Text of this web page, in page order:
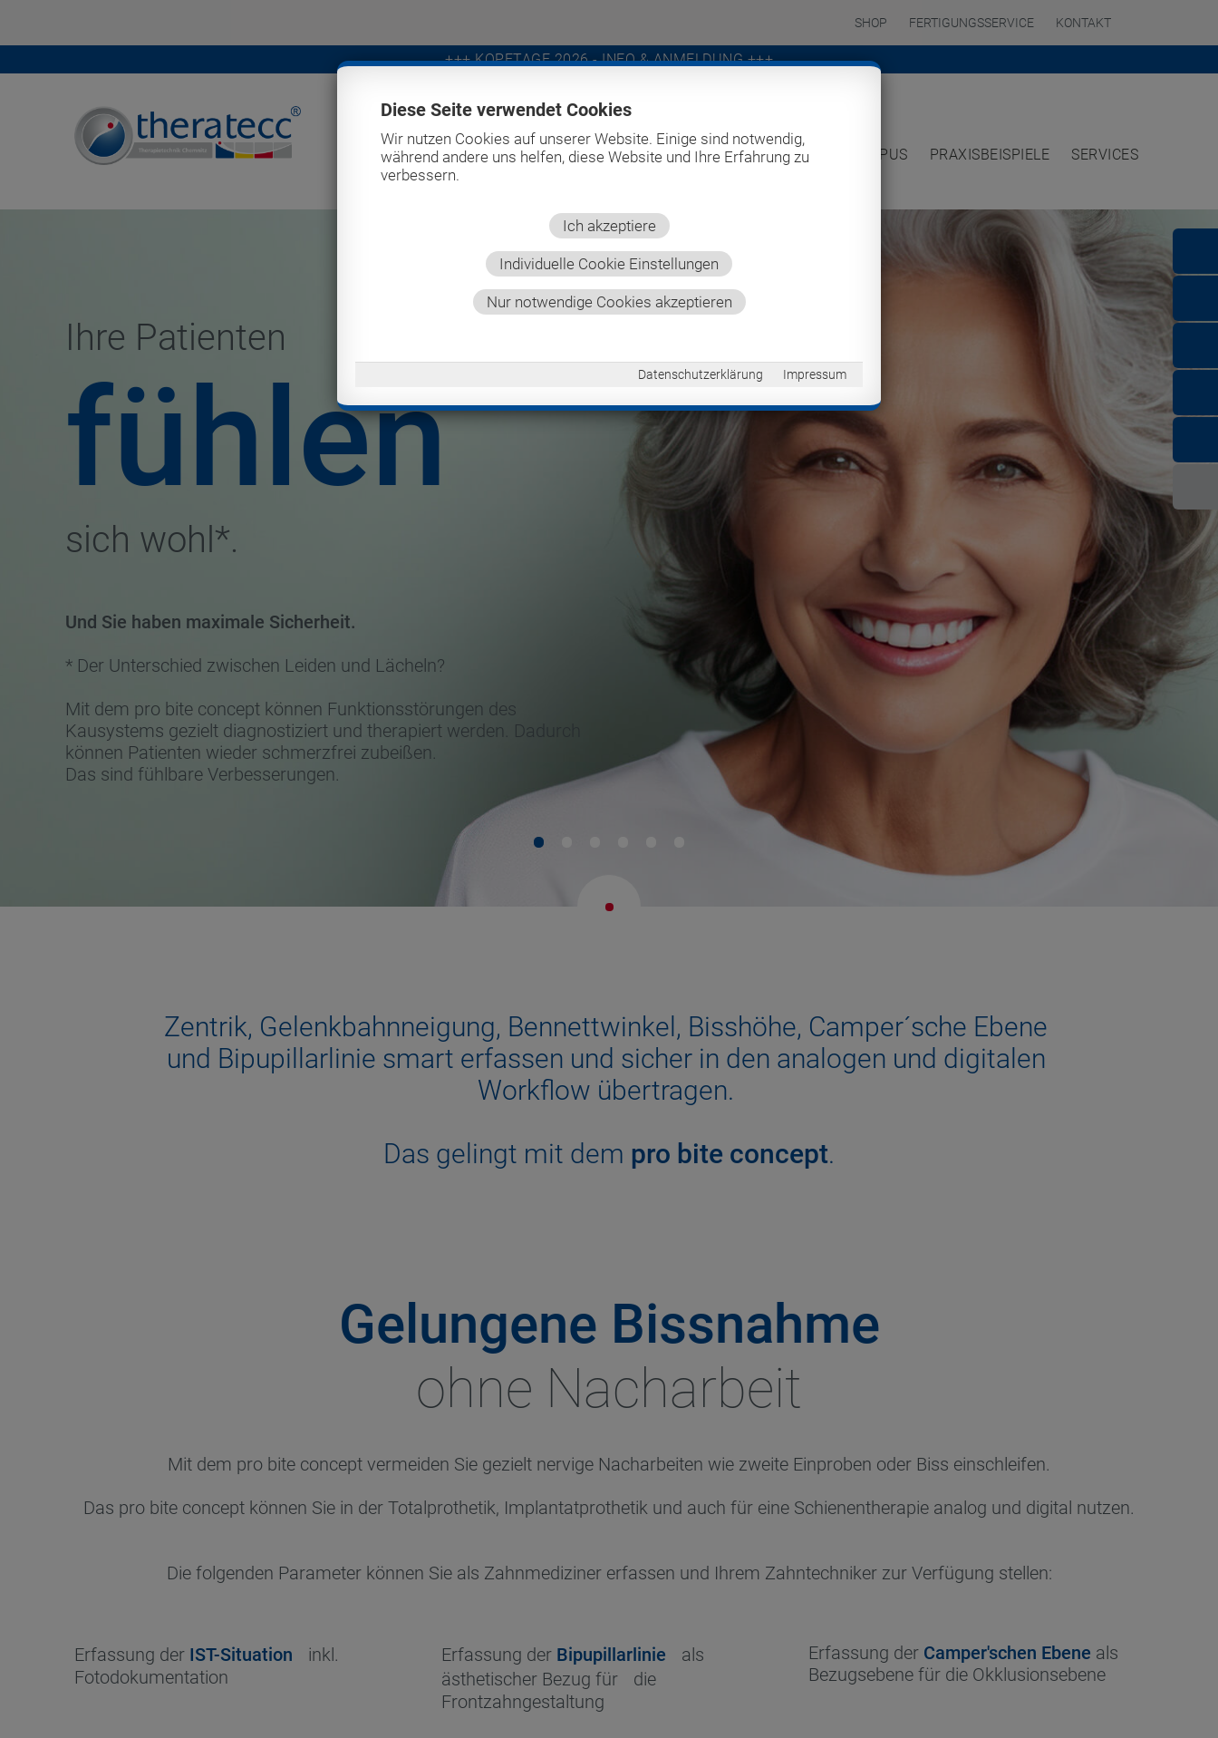
Diese Seite verwendet Cookies
Wir nutzen Cookies auf unserer Website. Einige sind notwendig,
während andere uns helfen, diese Website und Ihre Erfahrung zu
verbessern.
Ich akzeptiere
Individuelle Cookie Einstellungen
Nur notwendige Cookies akzeptieren
Datenschutzerklärung Impressum
SHOP FERTIGUNGSSERVICE KONTAKT
+++ KOPFTAGE 2026 - INFO & ANMELDUNG +++
PRO BITE SCREEN-IT UNTERNEHMEN PRODUKTE CAMPUS PRAXISBEISPIELE SERVICES
Ihre Patienten
fühlen
sich wohl*.
Und Sie haben maximale Sicherheit.
* Der Unterschied zwischen Leiden und Lächeln?
Mit dem pro bite concept können Funktionsstörungen des
Kausystems gezielt diagnostiziert und therapiert werden. Dadurch
können Patienten wieder schmerzfrei zubeißen.
Das sind fühlbare Verbesserungen.
Zentrik, Gelenkbahnneigung, Bennettwinkel, Bisshöhe, Camper´sche Ebene
und Bipupillarlinie smart erfassen und sicher in den analogen und digitalen
Workflow übertragen.
Das gelingt mit dem pro bite concept.
Gelungene Bissnahme
ohne Nacharbeit
Mit dem pro bite concept vermeiden Sie gezielt nervige Nacharbeiten wie zweite Einproben oder Biss einschleifen.
Das pro bite concept können Sie in der Totalprothetik, Implantatprothetik und auch für eine Schienentherapie analog und digital nutzen.
Die folgenden Parameter können Sie als Zahnmediziner erfassen und Ihrem Zahntechniker zur Verfügung stellen:
Erfassung der IST-Situation inkl.
Fotodokumentation
Erfassung der Bipupillarlinie als
ästhetischer Bezug für die
Frontzahngestaltung
Erfassung der Camper'schen Ebene als
Bezugsebene für die Okklusionsebene